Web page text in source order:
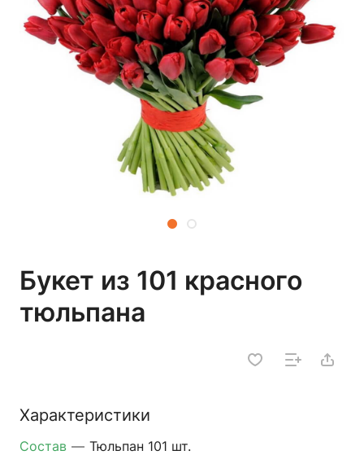
Букет из 101 красного
тюльпана
Характеристики
Состав — Тюльпан 101 шт.